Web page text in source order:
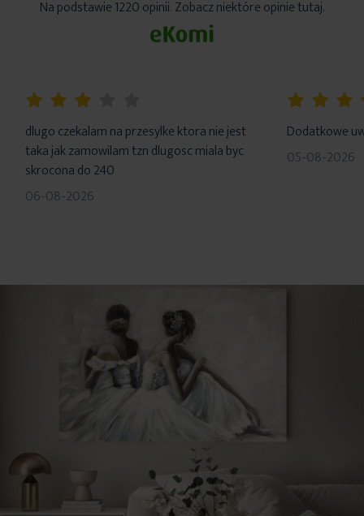
Na podstawie 1220 opinii. Zobacz niektóre opinie tutaj.
dlugo czekalam na przesylke ktora nie jest
taka jak zamowilam tzn dlugosc miala byc
skrocona do 240
06-08-2026
Dodatkowe
05-08-2026